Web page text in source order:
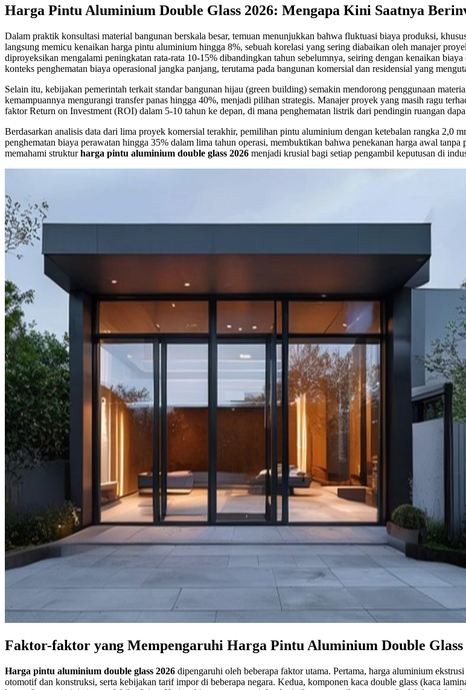
Harga Pintu Aluminium Double Glass 2026: Mengapa Kini Saatnya
Dalam praktik konsultasi material bangunan berskala besar, temuan menunjukkan bahwa fluktuasi biaya produksi,
langsung memicu kenaikan harga pintu aluminium hingga 8%, sebuah korelasi yang sering diabaikan oleh manajer
diproyeksikan mengalami peningkatan rata-rata 10-15% dibandingkan tahun sebelumnya, seiring dengan kenaikan
konteks penghematan biaya operasional jangka panjang, terutama pada bangunan komersial dan residensial yang
Selain itu, kebijakan pemerintah terkait standar bangunan hijau (green building) semakin mendorong penggunaan
kemampuannya mengurangi transfer panas hingga 40%, menjadi pilihan strategis. Manajer proyek yang masih ragu
faktor Return on Investment (ROI) dalam 5-10 tahun ke depan, di mana penghematan listrik dari pendingin ruangan
Berdasarkan analisis data dari lima proyek komersial terakhir, pemilihan pintu aluminium dengan ketebalan rangka 2,0
penghematan biaya perawatan hingga 35% dalam lima tahun operasi, membuktikan bahwa penekanan harga awal
memahami strukturharga pintu aluminium double glass 2026 menjadi krusial bagi setiap pengambil keputusan di
Faktor-faktor yang Mempengaruhi Harga Pintu Aluminium Double Glass
Harga pintu aluminium double glass 2026 dipengaruhi oleh beberapa faktor utama. Pertama, harga aluminium
otomotif dan konstruksi, serta kebijakan tarif impor di beberapa negara. Kedua, komponen kaca double glass (kaca